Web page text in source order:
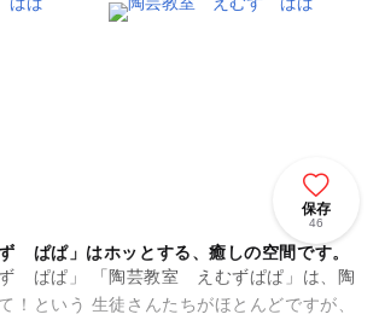
保存
46
ぱぱ」はホッとする、癒しの空間です。
えむずぱぱ」は、陶
！という 生徒さんたちがほとんどですが、